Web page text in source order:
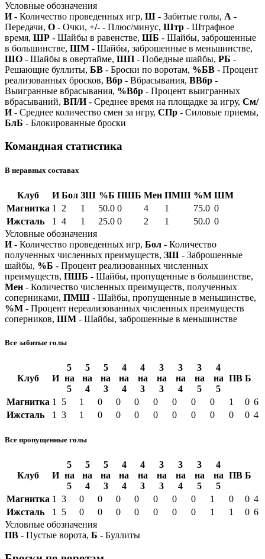
Условные обозначения
И- Количество проведенных игр, Ш - Забитые голы, А -
Передачи, О - Очки, +/- - Плюс/минус, Штр - Штрафное
время, ШР - Шайбы в равенстве, ШБ - Шайбы, заброшенные
в большинстве, ШМ - Шайбы, заброшенные в меньшинстве,
ШО - Шайбы в овертайме, ШП - Победные шайбы, РБ -
Решающие буллиты, БВ - Броски по воротам, %БВ - Процент
реализованных бросков, Вбр - Вбрасывания, ВВбр -
Выигранные вбрасывания, %Вбр - Процент выигранных
вбрасываний, ВП/И- Среднее время на площадке за игру, См/
И- Среднее количество смен за игру, СПр - Силовые приемы,
БлБ - Блокированные броски
Командная статистика
В неравных составах
Клуб И Бол ЗШ %Б ПШБ Мен ПМШ %М ШМ
Магнитка 1 2 1 50.0 0 4 1 75.0 0
Ижсталь
1 4 1 25.0 0 2 1 50.0 0
Условные обозначения
И- Количество проведенных игр, Бол - Количество
полученных численных преимуществ, ЗШ - Заброшенные
шайбы, %Б - Процент реализованных численных
преимуществ, ПШБ - Шайбы, пропущенные в большинстве,
Мен - Количество численных преимуществ, полученных
соперниками, ПМШ - Шайбы, пропущенные в меньшинстве,
%М - Процент нереализованных численных преимуществ
соперников, ШМ - Шайбы, заброшенные в меньшинстве
Все забитые голы
Клуб И
5
на
5
5
на
4
5
на
3
4
на
4
4
на
3
3
на
3
3
на
4
3
на
5
4
на
5
ПВ Б
Магнитка 1 5 1 0 0 0 0 0 0 0 1 0 6
Ижсталь
1 3 1 0 0 0 0 0 0 0 0 0 4
Все пропущенные голы
Клуб И
5
на
5
5
на
4
5
на
3
4
на
4
4
на
3
3
на
3
3
на
4
3
на
5
4
на
5
ПВ Б
Магнитка 1 3 0 0 0 0 0 0 0 1 0 0 4
Ижсталь
1 5 0 0 0 0 0 0 0 1 1 0 6
Условные обозначения
ПВ - Пустые ворота, Б - Буллиты